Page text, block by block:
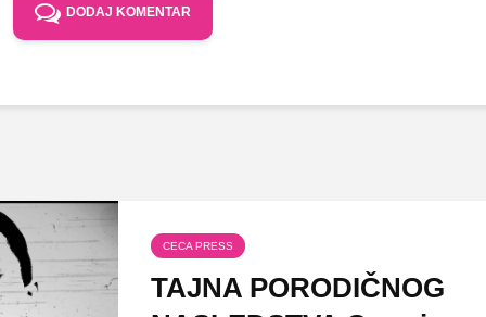
DODAJ KOMENTAR
CECA PRESS
TAJNA PORODIČNOG